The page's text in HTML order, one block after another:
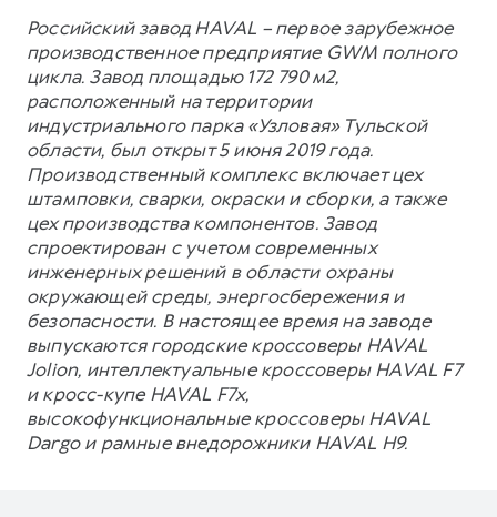
Российский завод HAVAL – первое зарубежное
производственное предприятие GWM полного
цикла. Завод площадью 172 790 м2,
расположенный на территории
индустриального парка «Узловая» Тульской
области, был открыт 5 июня 2019 года.
Производственный комплекс включает цех
штамповки, сварки, окраски и сборки, а также
цех производства компонентов. Завод
спроектирован с учетом современных
инженерных решений в области охраны
окружающей среды, энергосбережения и
безопасности. В настоящее время на заводе
выпускаются городские кроссоверы HAVAL
Jolion, интеллектуальные кроссоверы HAVAL F7
и кросс-купе HAVAL F7x,
высокофункциональные кроссоверы HAVAL
Dargo и рамные внедорожники HAVAL H9.